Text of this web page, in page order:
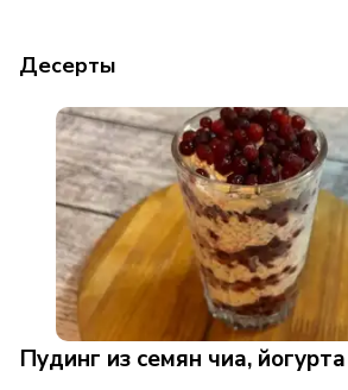
Десерты
Пудинг из семян чиа,